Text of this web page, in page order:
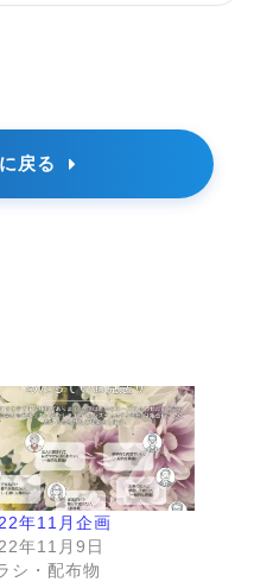
戻る
年11月企画
年11月9日
シ・配布物